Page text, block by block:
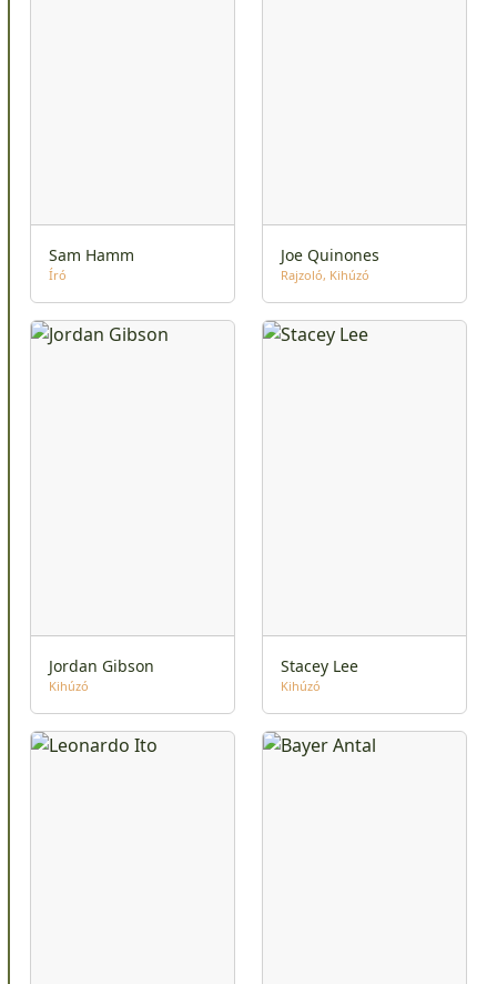
Sam Hamm
Író
Joe Quinones
Rajzoló Kihúzó
Jordan Gibson
Kihúzó
Stacey Lee
Kihúzó